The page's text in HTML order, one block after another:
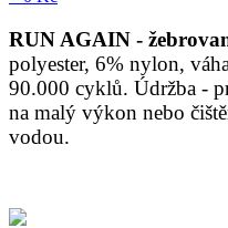
RUN AGAIN -
polyester, 6% nylon,
90.000 cyklů. Údržba -
na malý výkon nebo
vodou.